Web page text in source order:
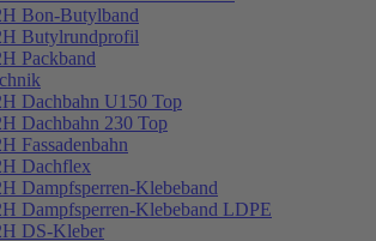
Bon-Butylband
Butylrundprofil
Packband
Dachbahn U150 Top
Dachbahn 230 Top
Fassadenbahn
Dachflex
Dampfsperren-Klebeband
Dampfsperren-Klebeband LDPE
DS-Kleber